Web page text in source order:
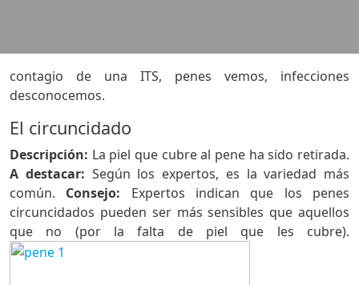
contagio de una ITS, penes vemos, infecciones
desconocemos.
El circuncidado
Descripción: La piel que cubre al pene ha sido retirada.
A destacar: Según los expertos, es la variedad más
común. Consejo: Expertos indican que los penes
circuncidados pueden ser más sensibles que aquellos
que no (por la falta de piel que les cubre).